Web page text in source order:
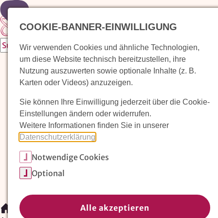
Zur Startseite
Waldorfkindergarten finden
Pädagogischer Ansatz
Arbeit im Waldorfkindergarten
Unser Verein
Magazin: Erziehungskunst frühe Kindheit
Magazin: Erziehungskunst frühe Kindheit
COOKIE-BANNER-EINWILLIGUNG
Wir verwenden Cookies und ähnliche Technologien,
um diese Website technisch bereitzustellen, ihre
Nutzung auszuwerten sowie optionale Inhalte (z. B.
Karten oder Videos) anzuzeigen.
Sie können Ihre Einwilligung jederzeit über die Cookie-
Einstellungen ändern oder widerrufen.
Weitere Informationen finden Sie in unserer
Datenschutzerklärung
Notwendige Cookies
Optional
Alle akzeptieren